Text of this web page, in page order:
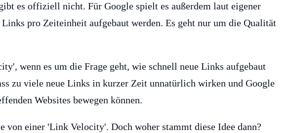
es offiziell nicht. Für Google spielt es außerdem laut eigener
pro Zeiteinheit aufgebaut werden. Es geht nur um die Qualität
wenn es um die Frage geht, wie schnell neue Links aufgebaut
zu viele neue Links in kurzer Zeit unnatürlich wirken und Google
Websites bewegen können.
von einer 'Link Velocity'. Doch woher stammt diese Idee dann?